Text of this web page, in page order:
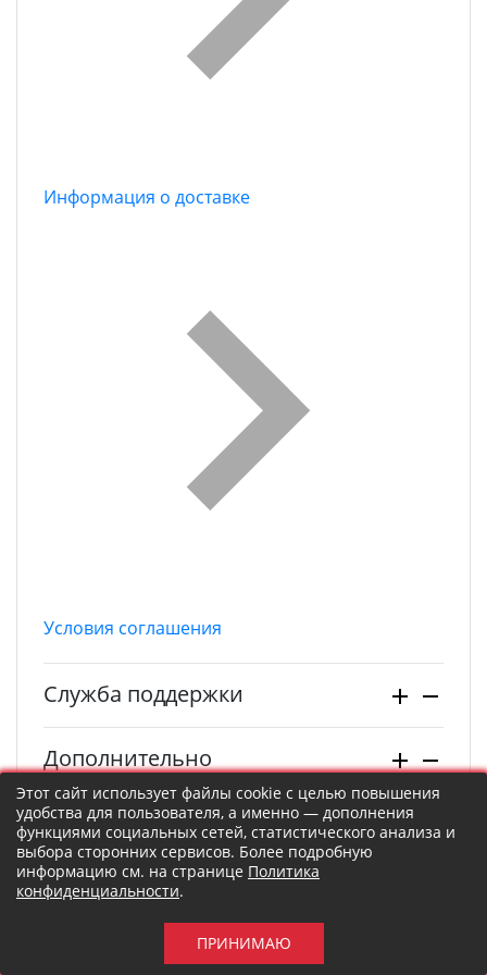
Информация о доставке
Условия соглашения
Служба поддержки
Дополнительно
Личный Кабинет
© Vezemkorm.ru 2022. Все права защищены.
Этот сайт использует файлы cookie с целью повышения
удобства для пользователя, а именно — дополнения
функциями социальных сетей, статистического анализа и
выбора сторонних сервисов. Более подробную
информацию см. на странице Политика
конфиденциальности.
ПРИНИМАЮ